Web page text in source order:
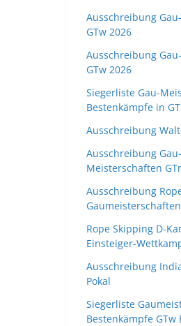
Ausschreibung
GTw 2026
Ausschreibung
GTw 2026
Siegerliste Gau-
Bestenkämpfe in
Ausschreibung
Ausschreibung
Meisterschaften
Ausschreibung
Rope Skipping D-
Einsteiger-
Ausschreibung
Pokal
Siegerliste
Bestenkämpfe GTw